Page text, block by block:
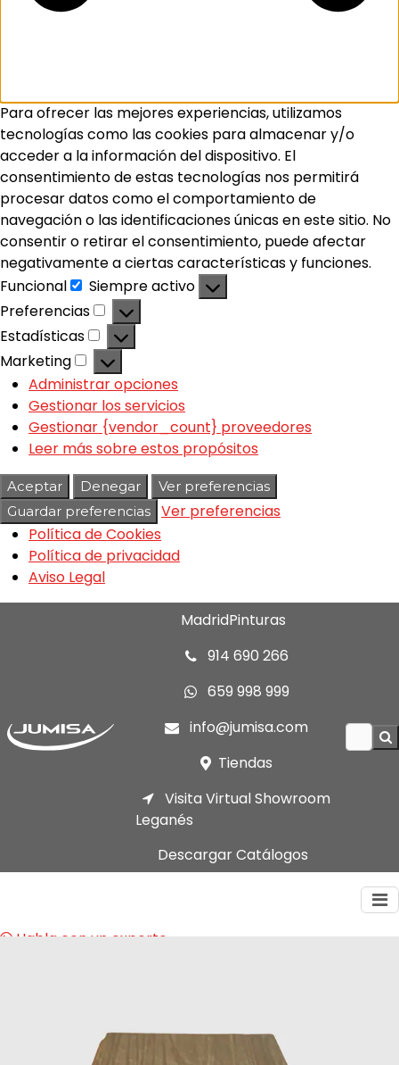
Para ofrecer las mejores experiencias, utilizamos
tecnologías como las cookies para almacenar y/o
acceder a la información del dispositivo. El
consentimiento de estas tecnologías nos permitirá
procesar datos como el comportamiento de
navegación o las identificaciones únicas en este sitio. No
consentir o retirar el consentimiento, puede afectar
negativamente a ciertas características y funciones.
Funcional
Siempre activo
Preferencias
Estadísticas
Marketing
Administrar opciones
Gestionar los servicios
Gestionar {vendor_count} proveedores
Leer más sobre estos propósitos
Aceptar Denegar
Ver preferencias
Guardar preferencias
Ver preferencias
Política de Cookies
Política de privacidad
Aviso Legal
MadridPinturas
914 690 266
659 998 999
info@jumisa.com
Tiendas
Visita Virtual Showroom
Leganés
Descargar Catálogos
Habla con un experto